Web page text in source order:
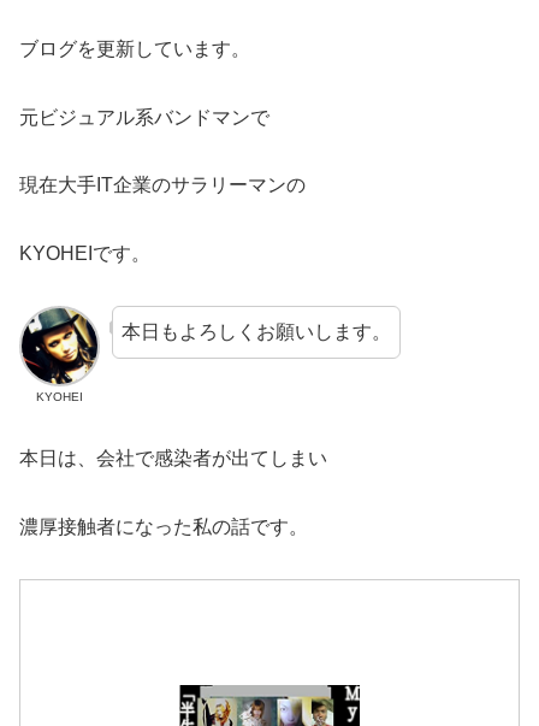
ブログを更新しています。
元ビジュアル系バンドマンで
現在大手IT企業のサラリーマンの
KYOHEIです。
KYOHEI
本日もよろしくお願いします。
本日は、会社で感染者が出てしまい
濃厚接触者になった私の話です。